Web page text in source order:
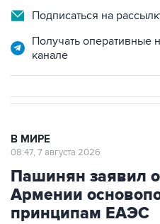
Подписаться на
Получать оперативные
канале
В МИРЕ
08:47, 7 августа 2026
Пашинян заявил
Армении
принципам ЕАЭС